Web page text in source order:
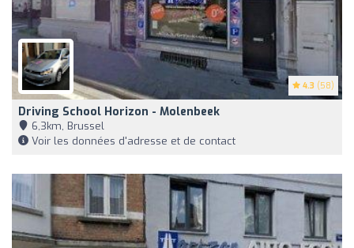
4.3 (58)
Driving School Horizon - Molenbeek
6,3km, Brussel
Voir les données d'adresse et de contact